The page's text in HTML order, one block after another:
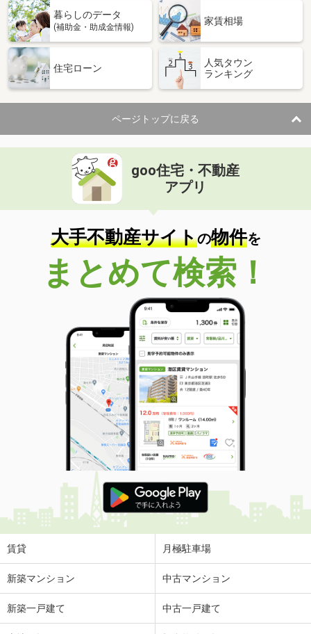
暮らしのデータ
(補助金・助成金情報)
家賃相場
住宅ローン
人気タウン
ランキング
ページトップに戻る
goo住宅・不動産
アプリ
大手不動産サイトの物件を
まとめて検索！
賃貸 月極駐車場
新築マンション 中古マンション
新築一戸建て 中古一戸建て